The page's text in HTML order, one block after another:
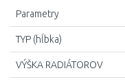
Parametry
TYP (hĺbka)
VÝŠKA RADIÁTOROV